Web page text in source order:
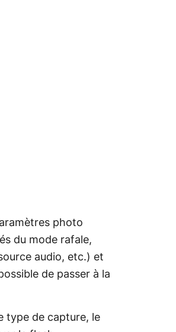
photo
du mode rafale,
audio, etc.) et
de passer à la
type de capture, le